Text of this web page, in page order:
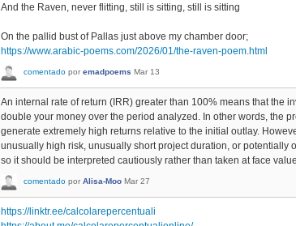
And the Raven, never flitting, still is sitting, still is sitting
On the pallid bust of Pallas just above my chamber door;
https://www.arabic-poems.com/2026/01/the-raven-poem.html
comentado por emadpoems Mar 13
An internal rate of return (IRR) greater than 100% means that the
double your money over the period analyzed. In other words, the
generate extremely high returns relative to the initial outlay.
unusually high risk, unusually short project duration, or potentially
so it should be interpreted cautiously rather than taken at face
comentado por Alisa-Moo Mar 27
https://linktr.ee/calcolarepercentuali